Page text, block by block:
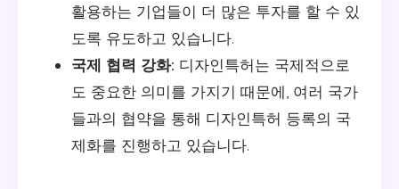
활용하는 기업들이 더 많은 투자를 할 수 있
도록 유도하고 있습니다.
국제 협력 강화: 디자인특허는 국제적으로
도 중요한 의미를 가지기 때문에, 여러 국가
들과의 협약을 통해 디자인특허 등록의 국
제화를 진행하고 있습니다.